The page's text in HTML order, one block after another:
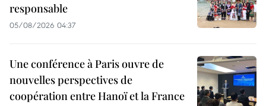
responsable
05/08/2026 04:37
Une conférence à Paris ouvre de
nouvelles perspectives de
coopération entre Hanoï et la France